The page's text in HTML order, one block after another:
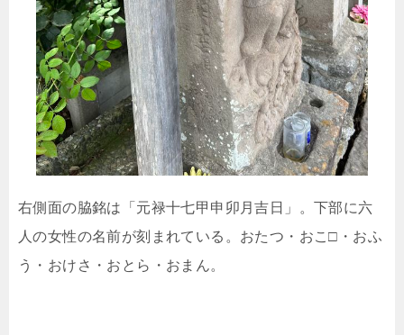
右側面の脇銘は「元禄十七甲申卯月吉日」。下部に六
人の女性の名前が刻まれている。おたつ・おこ□・おふ
う・おけさ・おとら・おまん。